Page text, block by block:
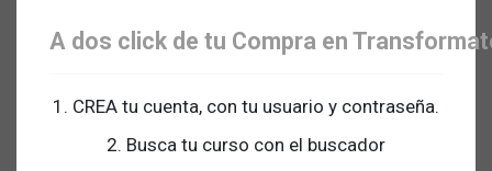
Agregar al carrito
COP 120.000
A dos click de tu Compra en
1. CREA tu cuenta, con tu usuario y contraseña.
2. Busca tu curso con el buscador